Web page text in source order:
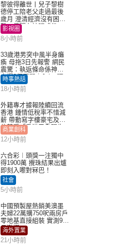
黎彼得離世丨兒子黎樹
德停工陪老父走過最後
歲月 澄清經濟沒有困
難：傳聞有誇張成份
影視圈
8小時前
33歲港男突中風半身癱
瘓 母拖3日先報警 網民
震驚：執返條命係神蹟
自爆2個惡習｜Juicy叮
時事熱話
18小時前
外籍專才據報陸續回流
香港 鍾情低稅率不惜減
薪 帶動寫字樓豪宅及學
位競爭「香港已重現生
機」
商業創科
12小時前
六合彩︱頭獎一注獨中
得1900萬 攪珠結果出爐
即刻入嚟對冧巴！
社會
5小時前
中國預製屋熱銷美澳墨
夫婦22萬購750呎兩房戶
零地基直接組裝 實測9個
月激讚
海外置業
21小時前